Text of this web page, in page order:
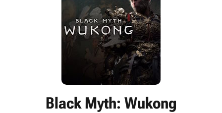
Black Myth: Wukong